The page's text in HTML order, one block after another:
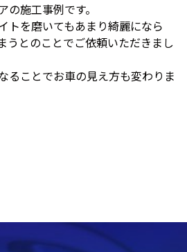
施工事例です。
トを磨いてもあまり綺麗になら
うとのことでご依頼いただきまし
ることでお車の見え方も変わりま